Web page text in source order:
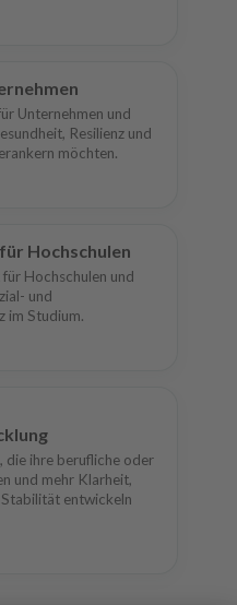
Unternehmen und
Resilienz und
möchten.
Hochschulen
Hochschulen und
und
im Studium.
die ihre berufliche oder
und mehr Klarheit,
entwickeln